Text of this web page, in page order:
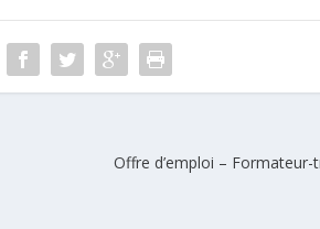
Offre d’emploi –